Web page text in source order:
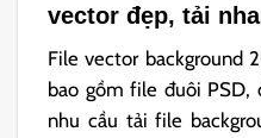
vector đẹp, tải
File vector background
bao gồm file đuôi PSD,
nhu cầu tải file